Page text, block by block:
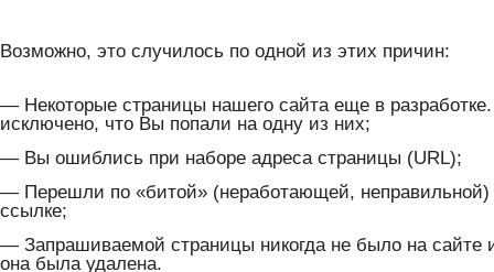
Возможно, это случилось по одной из этих причин:
— Некоторые страницы нашего сайта еще в
исключено, что Вы попали на одну из них;
— Вы ошиблись при наборе адреса страницы (URL);
— Перешли по «битой» (неработающей, неправильной)
ссылке;
— Запрашиваемой страницы никогда не было на сайте
она была удалена.